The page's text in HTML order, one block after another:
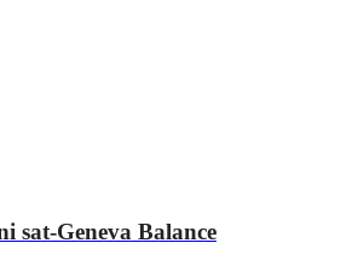
sat-Geneva Balance